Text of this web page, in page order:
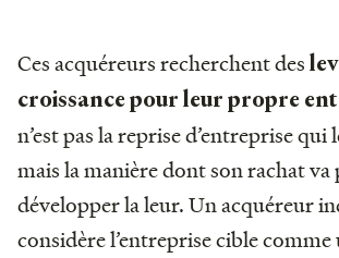
Ces acquéreurs recherchent des
croissance pour leur propre
n’est pas la reprise d’entreprise qui
mais la manière dont son rachat
développer la leur. Un acquéreur
considère l’entreprise cible comme